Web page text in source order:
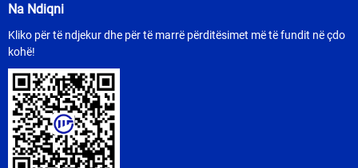
Na Ndiqni
Kliko për të ndjekur dhe për të marrë përditësimet më të fundit në çdo
kohë!